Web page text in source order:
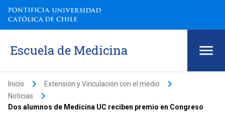
Escuela de Medicina
Inicio keyboard_arrow_right Extensión y Vinculación con el medio keyboard_arrow_right
Noticias keyboard_arrow_right
Dos alumnos de Medicina UC reciben premio en Congreso